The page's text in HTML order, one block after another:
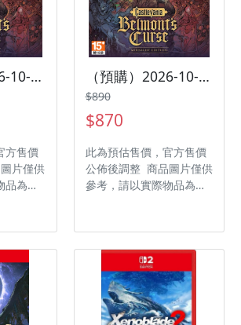
（預購）2026-10-15 NS 惡魔城：貝爾蒙特的詛咒 中文午夜版
方售價
片僅供
品為主
遊戲類
： 1
15 級
Evil
：
（預購）2026-10-15 PS5 惡魔城：貝爾蒙特的詛咒 中文午夜版
$890
$870
此為預估售價，官方售價
公佈後調整 商品圖片僅供
參考，請以實際物品為主
台：PlayStation 5 遊戲
類型：動作 遊玩人數： 1
人 作品分級：輔 15 級
製作廠商：KONAMI, Evil
Empire 發行廠商：
KONAMI